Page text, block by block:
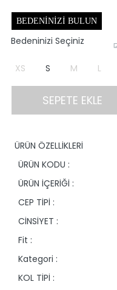
BEDENINIZI BULUN
Bedeninizi Seçiniz
XS S M L
SEPETE EKLE
ÜRÜN ÖZELLİKLERİ
ÜRÜN KODU :
ÜRÜN İÇERİĞİ :
CEP TİPİ :
CİNSİYET :
Fit :
Kategori :
KOL TİPİ :